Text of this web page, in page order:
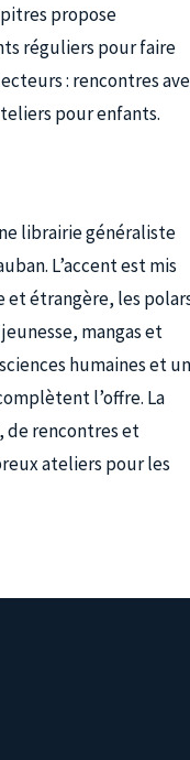
propose
réguliers pour faire
: rencontres
pour enfants.
librairie généraliste
L’accent est mis
étrangère, les
mangas et
humaines et un
l’offre. La
de rencontres et
ateliers pour les